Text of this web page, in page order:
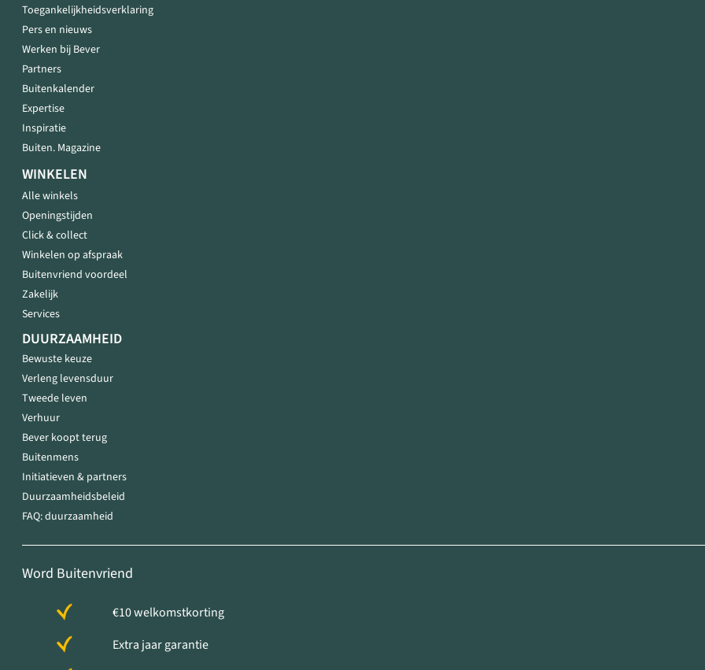
Toegankelijkheidsverklaring
Pers en nieuws
Werken bij Bever
Partners
Buitenkalender
Expertise
Inspiratie
Buiten. Magazine
WINKELEN
Alle winkels
Openingstijden
Click & collect
Winkelen op afspraak
Buitenvriend voordeel
Zakelijk
Services
DUURZAAMHEID
Bewuste keuze
Verleng levensduur
Tweede leven
Verhuur
Bever koopt terug
Buitenmens
Initiatieven & partners
Duurzaamheidsbeleid
FAQ: duurzaamheid
Word Buitenvriend
€10 welkomstkorting
Extra jaar garantie